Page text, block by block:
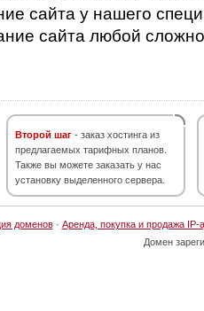
сайта у нашего
сайта любой
Второй шаг - заказ хостинга из
предлагаемых тарифных планов.
Также вы можете заказать у нас
установку выделенного сервера.
доменов· Аренда, покупка и продажа IP-
Домен